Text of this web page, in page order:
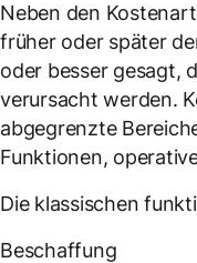
Neben den
früher oder später
oder besser gesagt,
verursacht werden.
abgegrenzte
Funktionen,
Die klassischen
Beschaffung